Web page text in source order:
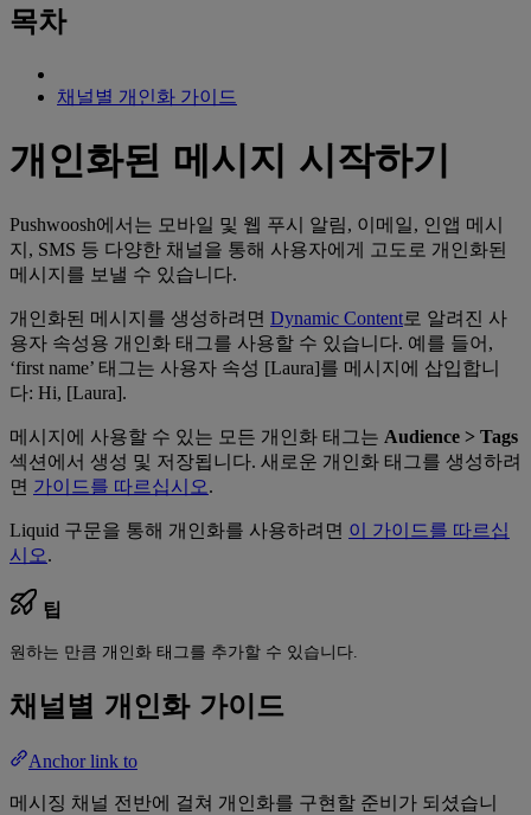
목차
채널별 개인화 가이드
개인화된 메시지 시작하기
Pushwoosh에서는 모바일 및 웹 푸시 알림, 이메일, 인앱 메시
지, SMS 등 다양한 채널을 통해 사용자에게 고도로 개인화된
메시지를 보낼 수 있습니다.
개인화된 메시지를 생성하려면 Dynamic Content로 알려진 사
용자 속성용 개인화 태그를 사용할 수 있습니다. 예를 들어,
‘first name’ 태그는 사용자 속성 [Laura]를 메시지에 삽입합니
다: Hi, [Laura].
메시지에 사용할 수 있는 모든 개인화 태그는 Audience > Tags
섹션에서 생성 및 저장됩니다. 새로운 개인화 태그를 생성하려
면 가이드를 따르십시오.
Liquid 구문을 통해 개인화를 사용하려면 이 가이드를 따르십
시오.
팁
원하는 만큼 개인화 태그를 추가할 수 있습니다.
채널별 개인화 가이드
Anchor link to
메시징 채널 전반에 걸쳐 개인화를 구현할 준비가 되셨습니